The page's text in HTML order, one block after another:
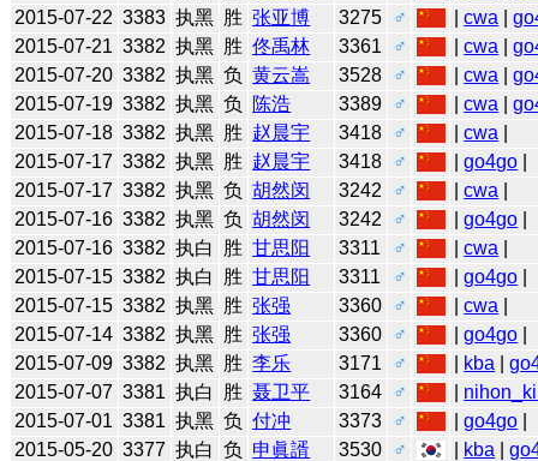
2015-07-22 3383 执黑 胜 张亚博 3275 ♂ |cwa |
2015-07-21 3382 执黑 胜 佟禹林 3361 ♂ |cwa |
2015-07-20 3382 执黑 负 黄云嵩 3528 ♂ |cwa |
2015-07-19 3382 执黑 负 陈浩 3389 ♂ |cwa |
2015-07-18 3382 执黑 胜 赵晨宇 3418 ♂ |cwa
2015-07-17 3382 执黑 胜 赵晨宇 3418 ♂ |go4go
2015-07-17 3382 执黑 负 胡然闵 3242 ♂ |cwa
2015-07-16 3382 执黑 负 胡然闵 3242 ♂ |go4go
2015-07-16 3382 执白 胜 甘思阳 3311 ♂ |cwa
2015-07-15 3382 执白 胜 甘思阳 3311 ♂ |go4go
2015-07-15 3382 执黑 胜 张强 3360 ♂ |cwa
2015-07-14 3382 执黑 胜 张强 3360 ♂ |go4go
2015-07-09 3382 执黑 胜 李乐 3171 ♂ kba |
2015-07-07 3381 执白 胜 聂卫平 3164 ♂
2015-07-01 3381 执黑 负 付冲 3373 ♂ |go4go
2015-05-20 3377 执白 负 申眞諝 3530 ♂ kba |